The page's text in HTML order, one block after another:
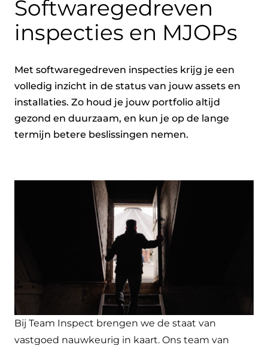
Softwaregedreven
inspecties en MJOPs
Met softwaregedreven inspecties krijg je een
volledig inzicht in de status van jouw assets en
installaties. Zo houd je jouw portfolio altijd
gezond en duurzaam, en kun je op de lange
termijn betere beslissingen nemen.
Bij Team Inspect brengen we de staat van
vastgoed nauwkeurig in kaart. Ons team van